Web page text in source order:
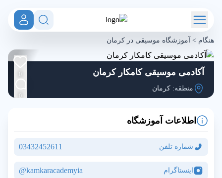
هنگام > آموزشگاه موسیقی در کرمان
آکادمی موسیقی کامکار کرمان
منطقه: کرمان
0
0
اطلاعات آموزشگاه
شماره تلفن 03432452611
اینستاگرام kamkaracademyia@